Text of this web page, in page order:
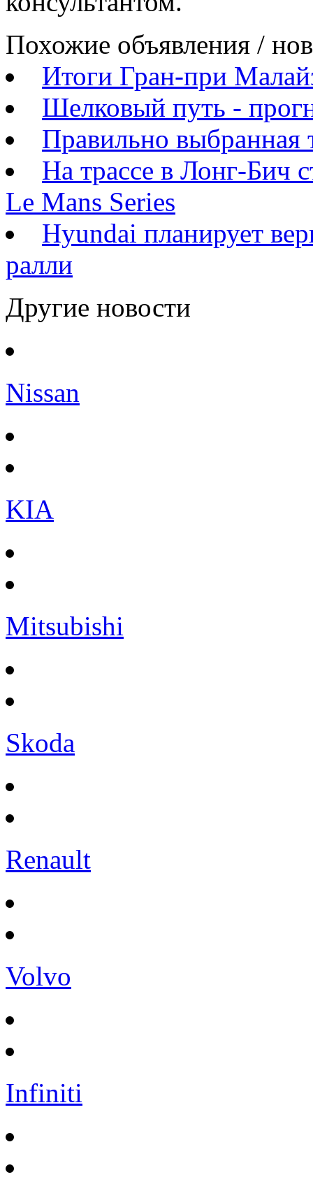
Похожие объявления /
Итоги Гран-при
Шелковый путь -
Правильно выбранная
На трассе в Лонг-Бич
Le Mans Series
Hyundai планирует
ралли
Другие новости
Nissan
KIA
Mitsubishi
Skoda
Renault
Volvo
Infiniti